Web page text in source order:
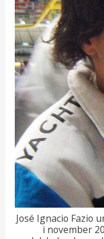
José Ignacio Fazio
i november